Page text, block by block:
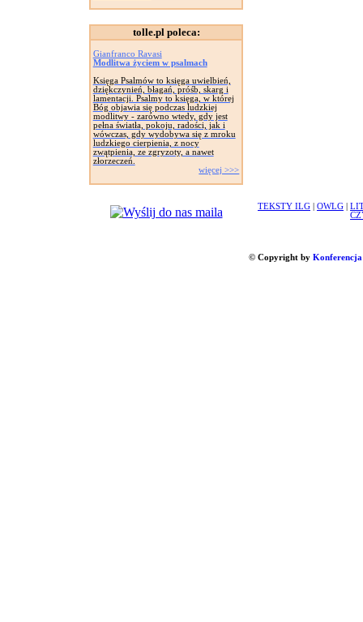
tolle.pl poleca:
Gianfranco Ravasi
Modlitwa życiem w psalmach
Księga Psalmów to księga uwielbień,
dziękczynień, błagań, próśb, skarg i
lamentacji. Psalmy to księga, w której
Bóg objawia się podczas ludzkiej
modlitwy - zarówno wtedy, gdy jest
pełna światła, pokoju, radości, jak i
wówczas, gdy wydobywa się z mroku
ludzkiego cierpienia, z nocy
zwątpienia, ze zgryzoty, a nawet
złorzeczeń.
więcej >>>
TEKSTY ILG OWLG
© Copyright by Konferencja